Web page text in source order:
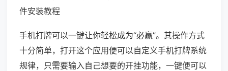
件安装教程
手机打牌可以一键让你轻松成为“必赢”。其操作方式
十分简单，打开这个应用便可以自定义手机打牌系统
规律，只需要输入自己想要的开挂功能，一键便可以